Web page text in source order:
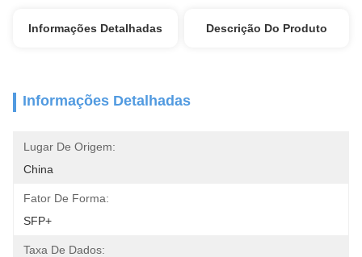
Informações Detalhadas Descrição Do Produto
Informações Detalhadas
Lugar De Origem:
China
Fator De Forma:
SFP+
Taxa De Dados: